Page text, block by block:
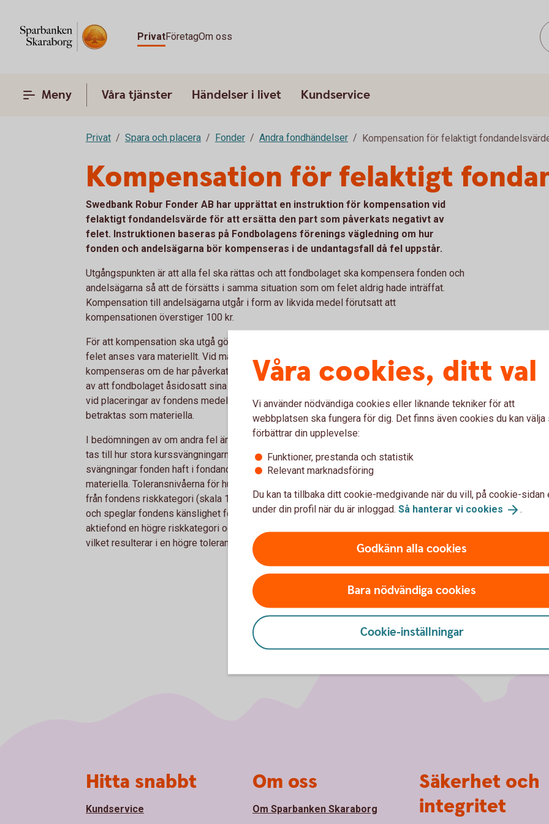
PrivatFöretagOm oss
Meny Våra tjänster Händelser i livet Kundservice
Privat Spara och placera Fonder Andra fondhändelser Kompensation för felaktigt
Kompensation för felaktigt
Swedbank Robur Fonder AB har upprättat en instruktion för kompensation vid
felaktigt fondandelsvärde för att ersätta den part som påverkats negativt av
felet. Instruktionen baseras på Fondbolagens förenings vägledning om hur
fonden och andelsägarna bör kompenseras i de undantagsfall då fel uppstår.
Utgångspunkten är att alla fel ska rättas och att fondbolaget ska kompensera fonden och
andelsägarna så att de försätts i samma situation som om felet aldrig hade inträffat.
Kompensation till andelsägarna utgår i form av likvida medel förutsatt att
kompensationen överstiger 100 kr.
För att kompensation ska utgå görs emellertid alltid en bedömning av fondbolaget om
felet anses vara materiellt. Vid materiella fel ska fonden och andelsägarna alltid
kompenseras om de har påverkats negativt. Fel i fondandelsvärde som inträffat på grund
av att fondbolaget åsidosatt sina skyldigheter, såsom vid felaktig avgiftsberäkning eller
vid placeringar av fondens medel i strid med lag eller fondbestämmelser, ska alltid
betraktas som materiella.
I bedömningen av om andra fel än de som nämns ovan är materiella eller inte ska hänsyn
tas till hur stora kurssvängningarna (volatiliteten) normalt är i fonden. Ju mindre
svängningar fonden haft i fondandelsvärdet, desto mindre fel bör betraktas som
materiella. Toleransnivåerna för hur stora felen ska vara för att anses materiella utgår
från fondens riskkategori (skala 1-7). Fondens riskkategori anges i fondens faktablad
och speglar fondens känslighet för kurssvängningar på marknaden. Normalt har en
aktiefond en högre riskkategori och därmed högre volatilitet än exempelvis en räntefond,
vilket resulterar i en högre toleransnivå.
Våra cookies, ditt val
Vi använder nödvändiga cookies eller liknande tekniker för att
webbplatsen ska fungera för dig. Det finns även cookies du kan välja
förbättrar din upplevelse:
Funktioner, prestanda och statistik
Relevant marknadsföring
Du kan ta tillbaka ditt cookie-medgivande när du vill, på cookie-sidan
under din profil när du är inloggad. Så hanterar vi cookies .
Godkänn alla cookies
Bara nödvändiga cookies
Cookie-inställningar
Hitta snabbt
Kundservice
Om oss
Om Sparbanken Skaraborg
Säkerhet och
integritet